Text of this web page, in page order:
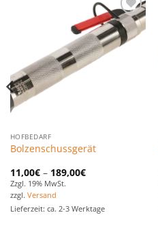
Zu den
Favoriten
hinzufügen
HOFBEDARF
Bolzenschussgerät
11,00€– 189,00€
Zzgl. 19% MwSt.
zzgl. Versand
Lieferzeit: ca. 2-3 Werktage